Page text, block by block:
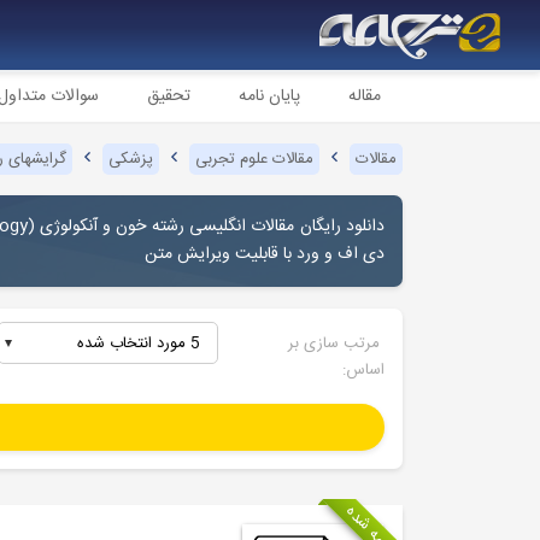
مقاله پایان نامه تحقیق سوالات
مقالات مقالات علوم تجربی پزشکی
دانلود رایگان مقالات انگلیسی رشته خون و آنکولوژی (
دی اف و ورد با قابلیت ویرایش متن
مرتب سازی بر
اساس:
5 مورد انتخاب شده